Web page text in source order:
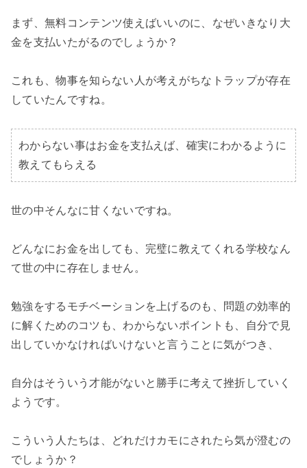
まず、無料コンテンツ使えばいいのに、なぜいきなり大
金を支払いたがるのでしょうか？
これも、物事を知らない人が考えがちなトラップが存在
していたんですね。
わからない事はお金を支払えば、確実にわかるように
教えてもらえる
世の中そんなに甘くないですね。
どんなにお金を出しても、完璧に教えてくれる学校なん
て世の中に存在しません。
勉強をするモチベーションを上げるのも、問題の効率的
に解くためのコツも、わからないポイントも、自分で見
出していかなければいけないと言うことに気がつき、
自分はそういう才能がないと勝手に考えて挫折していく
ようです。
こういう人たちは、どれだけカモにされたら気が澄むの
でしょうか？